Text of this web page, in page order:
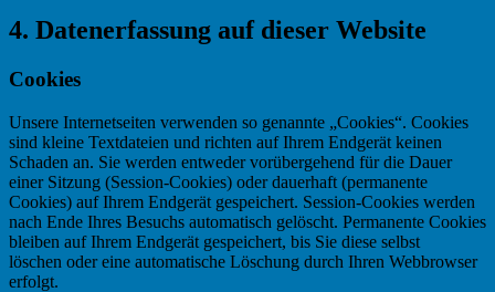
4. Datenerfassung auf dieser Website
Cookies
Unsere Internetseiten verwenden so genannte „Cookies“. Cookies
sind kleine Textdateien und richten auf Ihrem Endgerät keinen
Schaden an. Sie werden entweder vorübergehend für die Dauer
einer Sitzung (Session-Cookies) oder dauerhaft (permanente
Cookies) auf Ihrem Endgerät gespeichert. Session-Cookies werden
nach Ende Ihres Besuchs automatisch gelöscht. Permanente Cookies
bleiben auf Ihrem Endgerät gespeichert, bis Sie diese selbst
löschen oder eine automatische Löschung durch Ihren Webbrowser
erfolgt.